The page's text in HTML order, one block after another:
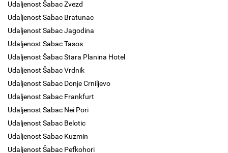
Udaljenost Šabac Zvezd
Udaljenost Sabac Bratunac
Udaljenost Sabac Jagodina
Udaljenost Sabac Tasos
Udaljenost Šabac Stara Planina Hotel
Udaljenost Šabac Vrdnik
Udaljenost Sabac Donje Crniljevo
Udaljenost Sabac Frankfurt
Udaljenost Sabac Nei Pori
Udaljenost Sabac Belotic
Udaljenost Sabac Kuzmin
Udaljenost Šabac Pefkohori